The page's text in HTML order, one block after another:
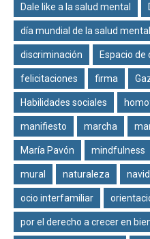
Dale like a la salud mental
día mundial de la salud mental
discriminación Espacio de
felicitaciones firma
Habilidades sociales
manifiesto marcha
María Pavón mindfulness
mural naturaleza
ocio interfamiliar
por el derecho a crecer en